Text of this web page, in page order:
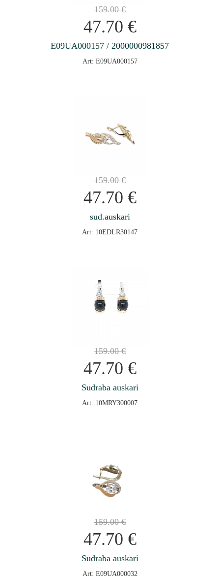
159.00€
47.70 €
E09UA000157 / 2000000981857
Art: E09UA000157
159.00€
47.70 €
sud.auskari
Art: 10EDLR30147
159.00€
47.70 €
Sudraba auskari
Art: 10MRY300007
159.00€
47.70 €
Sudraba auskari
Art: E09UA000032